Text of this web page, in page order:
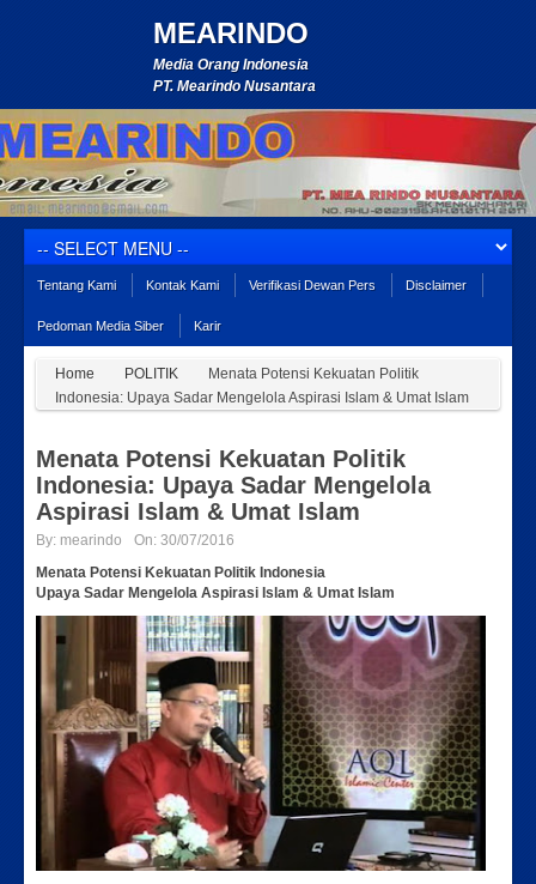
MEARINDO
Media Orang Indonesia
PT. Mearindo Nusantara
Tentang Kami Kontak Kami Verifikasi Dewan Pers Disclaimer
Pedoman Media Siber Karir
Home POLITIK
Menata Potensi Kekuatan Politik
Indonesia: Upaya Sadar Mengelola Aspirasi Islam & Umat Islam
Menata Potensi Kekuatan Politik
Indonesia: Upaya Sadar Mengelola
Aspirasi Islam & Umat Islam
By: mearindo On: 30/07/2016
Menata Potensi Kekuatan Politik Indonesia
Upaya Sadar Mengelola Aspirasi Islam & Umat Islam